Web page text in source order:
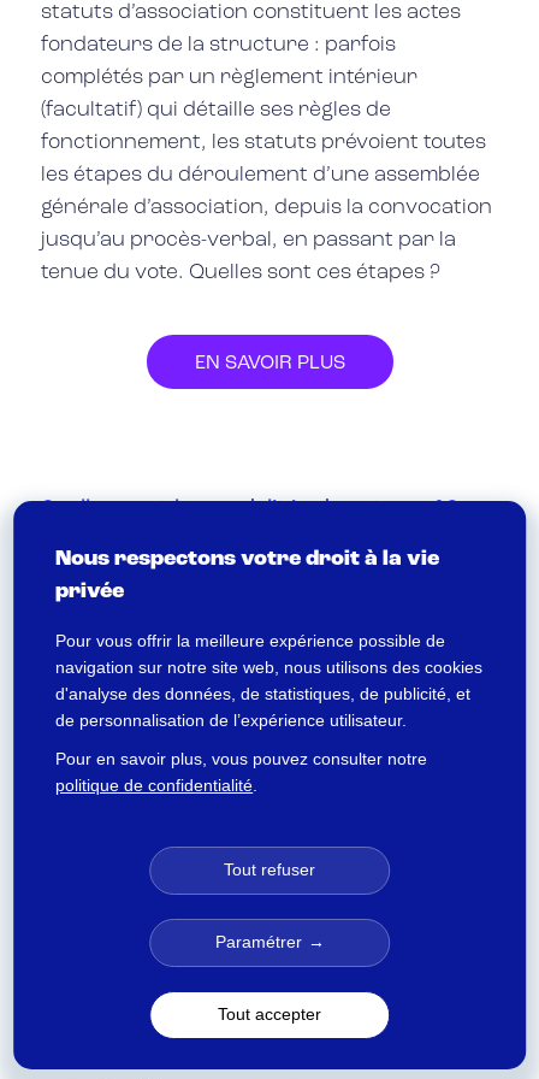
statuts d’association constituent les actes
fondateurs de la structure : parfois
complétés par un règlement intérieur
(facultatif) qui détaille ses règles de
fonctionnement, les statuts prévoient toutes
les étapes du déroulement d’une assemblée
générale d’association, depuis la convocation
jusqu’au procès-verbal, en passant par la
tenue du vote. Quelles sont ces étapes ?
EN SAVOIR PLUS
d’association ?
les membres disposant d’un droit de vote
sont invités à s’exprimer sur les résolutions
qui leur sont présentées.
Une association est-elle obligée
d’organiser une assemblée générale ?
Nous respectons votre droit à la vie
privée
Pour vous offrir la meilleure expérience possible de
navigation sur notre site web, nous utilisons des cookies
d'analyse des données, de statistiques, de publicité, et
de personnalisation de l’expérience utilisateur.
Pour en savoir plus, vous pouvez consulter notre
politique de confidentialité
Tout refuser
Paramétrer
Tout accepter